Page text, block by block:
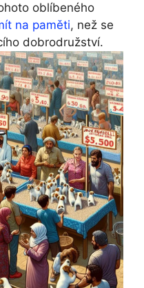
oblíbeného
na paměti, než se
dobrodružství.